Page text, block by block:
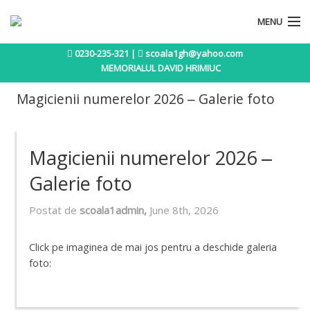
0230-235-321 |
scoala1gh@yahoo.com
MEMORIALUL DAVID HRIMIUC
MENU
Istoric
Concursuri si olimpiade
Publicatii
Noutati
Contact
Magicienii numerelor 2026 – Galerie foto
Magicienii numerelor 2026 –
Galerie foto
Postat de scoala1admin, June 8th, 2026
Click pe imaginea de mai jos pentru a deschide galeria
foto: